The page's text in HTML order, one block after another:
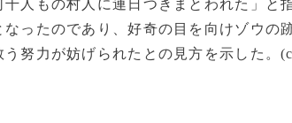
人もの村人に連日つきまとわれた」と
ったのであり、好奇の目を向けゾウの
努力が妨げられたとの見方を示した。